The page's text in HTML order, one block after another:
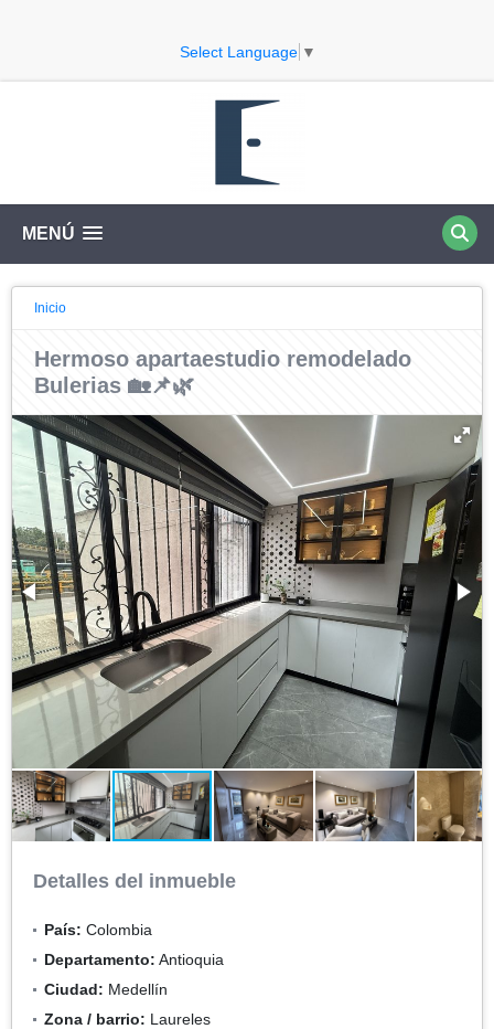
Select Language ▼
MENÚ
Inicio
Hermoso apartaestudio remodelado
Bulerias 🏡📌🌿
Detalles del inmueble
País: Colombia
Departamento: Antioquia
Ciudad: Medellín
Zona / barrio: Laureles